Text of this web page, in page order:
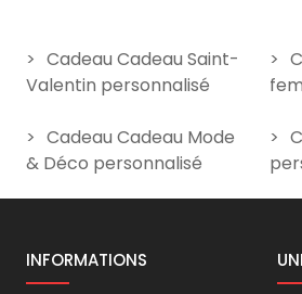
Cadeau Cadeau Saint-
Valentin personnalisé
Cadeau Cadeau Mode
& Déco personnalisé
INFORMATIONS